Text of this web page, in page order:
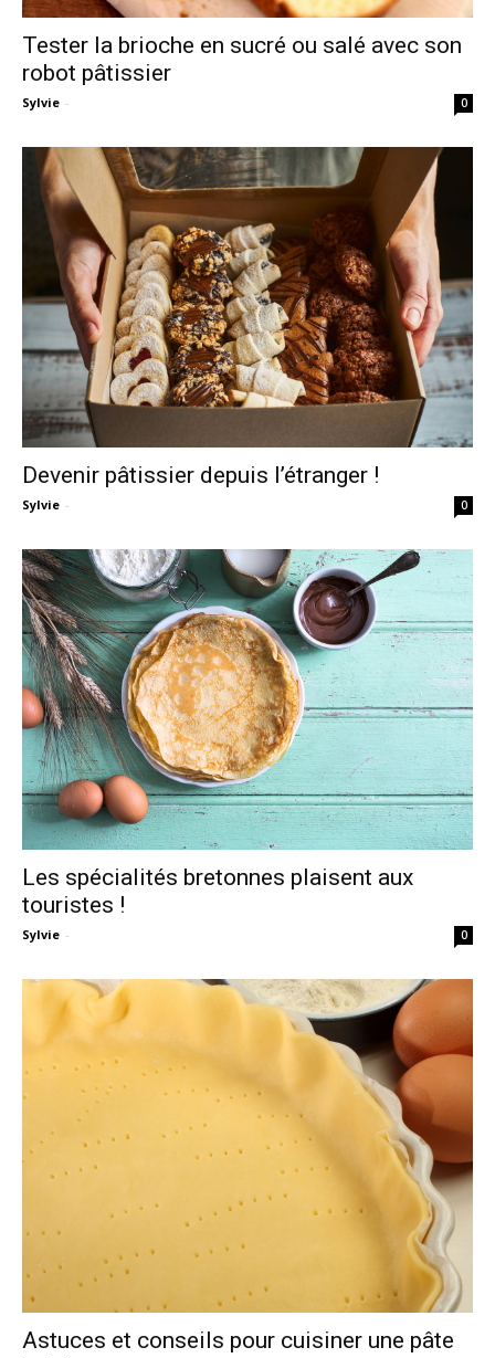
Tester la brioche en sucré ou salé avec son
robot pâtissier
Sylvie - 0
Devenir pâtissier depuis l’étranger !
Sylvie - 0
Les spécialités bretonnes plaisent aux
touristes !
Sylvie - 0
Astuces et conseils pour cuisiner une pâte